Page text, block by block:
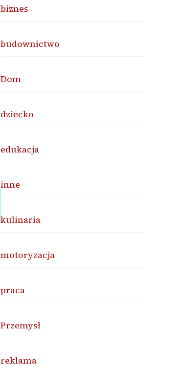
biznes
budownictwo
Dom
dziecko
edukacja
inne
kulinaria
motoryzacja
praca
Przemysł
reklama